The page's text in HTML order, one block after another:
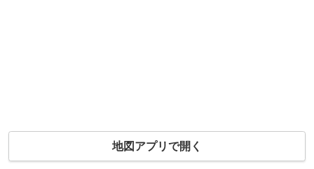
地図アプリで開く